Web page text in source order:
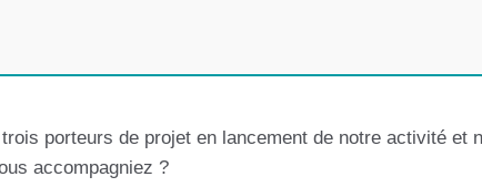
Alpes
porteurs de projet en lancement de notre activité et
accompagniez ?